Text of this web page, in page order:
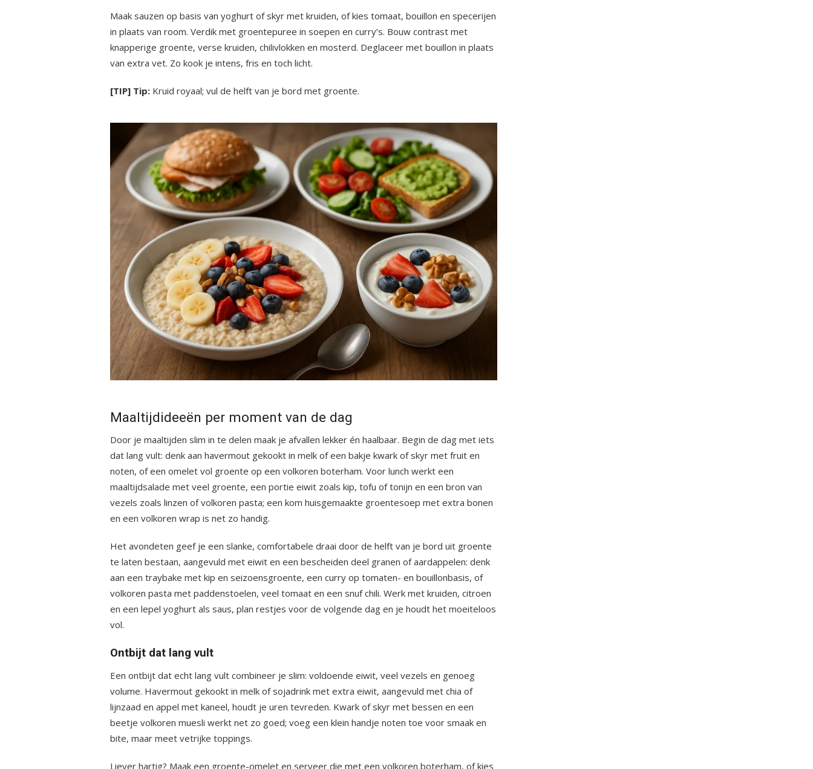
Maak sauzen op basis van yoghurt of skyr met kruiden, of kies tomaat, bouillon en specerijen
in plaats van room. Verdik met groentepuree in soepen en curry’s. Bouw contrast met
knapperige groente, verse kruiden, chilivlokken en mosterd. Deglaceer met bouillon in plaats
van extra vet. Zo kook je intens, fris en toch licht.
[TIP] Tip: Kruid royaal; vul de helft van je bord met groente.
Maaltijdideeën per moment van de dag
Door je maaltijden slim in te delen maak je afvallen lekker én haalbaar. Begin de dag met iets
dat lang vult: denk aan havermout gekookt in melk of een bakje kwark of skyr met fruit en
noten, of een omelet vol groente op een volkoren boterham. Voor lunch werkt een
maaltijdsalade met veel groente, een portie eiwit zoals kip, tofu of tonijn en een bron van
vezels zoals linzen of volkoren pasta; een kom huisgemaakte groentesoep met extra bonen
en een volkoren wrap is net zo handig.
Het avondeten geef je een slanke, comfortabele draai door de helft van je bord uit groente
te laten bestaan, aangevuld met eiwit en een bescheiden deel granen of aardappelen: denk
aan een traybake met kip en seizoensgroente, een curry op tomaten- en bouillonbasis, of
volkoren pasta met paddenstoelen, veel tomaat en een snuf chili. Werk met kruiden, citroen
en een lepel yoghurt als saus, plan restjes voor de volgende dag en je houdt het moeiteloos
vol.
Ontbijt dat lang vult
Een ontbijt dat echt lang vult combineer je slim: voldoende eiwit, veel vezels en genoeg
volume. Havermout gekookt in melk of sojadrink met extra eiwit, aangevuld met chia of
lijnzaad en appel met kaneel, houdt je uren tevreden. Kwark of skyr met bessen en een
beetje volkoren muesli werkt net zo goed; voeg een klein handje noten toe voor smaak en
bite, maar meet vetrijke toppings.
Liever hartig? Maak een groente-omelet en serveer die met een volkoren boterham, of kies